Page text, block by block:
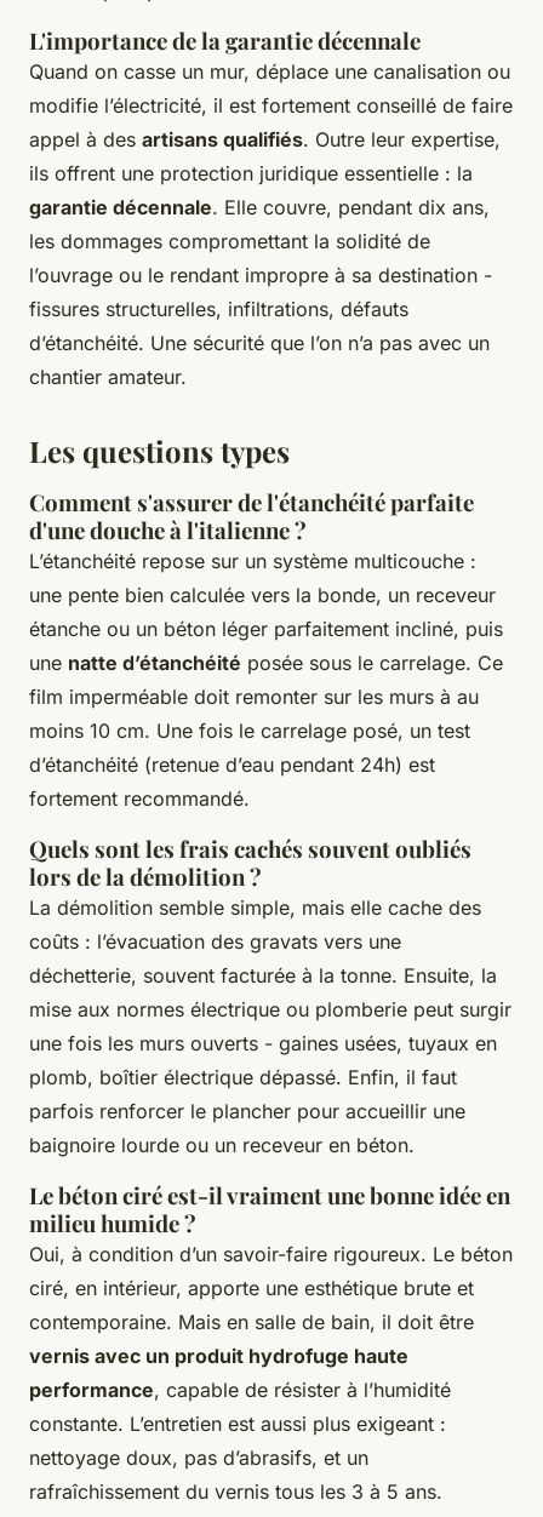
L'importance de la garantie décennale
Quand on casse un mur, déplace une canalisation ou
modifie l’électricité, il est fortement conseillé de faire
appel à des artisans qualifiés. Outre leur expertise,
ils offrent une protection juridique essentielle : la
garantie décennale. Elle couvre, pendant dix ans,
les dommages compromettant la solidité de
l’ouvrage ou le rendant impropre à sa destination -
fissures structurelles, infiltrations, défauts
d’étanchéité. Une sécurité que l’on n’a pas avec un
chantier amateur.
Les questions types
Comment s'assurer de l'étanchéité parfaite
d'une douche à l'italienne ?
L’étanchéité repose sur un système multicouche :
une pente bien calculée vers la bonde, un receveur
étanche ou un béton léger parfaitement incliné, puis
une natte d’étanchéité posée sous le carrelage. Ce
film imperméable doit remonter sur les murs à au
moins 10 cm. Une fois le carrelage posé, un test
d’étanchéité (retenue d’eau pendant 24h) est
fortement recommandé.
Quels sont les frais cachés souvent oubliés
lors de la démolition ?
La démolition semble simple, mais elle cache des
coûts : l’évacuation des gravats vers une
déchetterie, souvent facturée à la tonne. Ensuite, la
mise aux normes électrique ou plomberie peut surgir
une fois les murs ouverts - gaines usées, tuyaux en
plomb, boîtier électrique dépassé. Enfin, il faut
parfois renforcer le plancher pour accueillir une
baignoire lourde ou un receveur en béton.
Le béton ciré est-il vraiment une bonne idée en
milieu humide ?
Oui, à condition d’un savoir-faire rigoureux. Le béton
ciré, en intérieur, apporte une esthétique brute et
contemporaine. Mais en salle de bain, il doit être
vernis avec un produit hydrofuge haute
performance, capable de résister à l’humidité
constante. L’entretien est aussi plus exigeant :
nettoyage doux, pas d’abrasifs, et un
rafraîchissement du vernis tous les 3 à 5 ans.